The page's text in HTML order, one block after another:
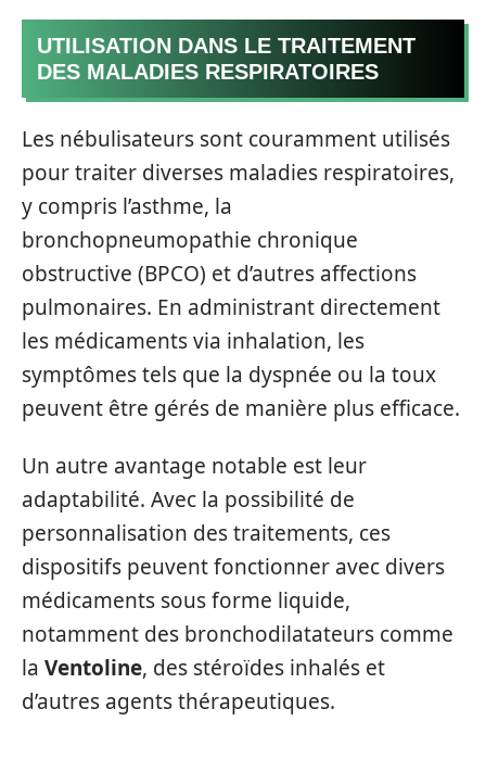
UTILISATION DANS LE TRAITEMENT
DES MALADIES RESPIRATOIRES
Les nébulisateurs sont couramment utilisés
pour traiter diverses maladies respiratoires,
y compris l’asthme, la
bronchopneumopathie chronique
obstructive (BPCO) et d’autres affections
pulmonaires. En administrant directement
les médicaments via inhalation, les
symptômes tels que la dyspnée ou la toux
peuvent être gérés de manière plus efficace.
Un autre avantage notable est leur
adaptabilité. Avec la possibilité de
personnalisation des traitements, ces
dispositifs peuvent fonctionner avec divers
médicaments sous forme liquide,
notamment des bronchodilatateurs comme
la Ventoline, des stéroïdes inhalés et
d’autres agents thérapeutiques.